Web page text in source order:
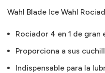
Wahl Blade Ice Wahl
Rociador 4 en 1 de
Proporciona a sus
Indispensable para la